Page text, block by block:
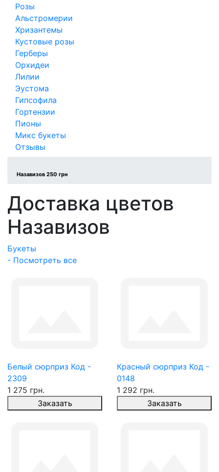
Розы
Альстромерии
Хризантемы
Кустовые розы
Герберы
Орхидеи
Лилии
Эустома
Гипсофила
Гортензии
Пионы
Микс букеты
Отзывы
Назавизов 250 грн
Доставка цветов
Назавизов
Букеты
- Посмотреть все
Белый сюрприз Код -
2309
1 275 грн.
Заказать
Красный сюрприз Код -
0148
1 292 грн.
Заказать